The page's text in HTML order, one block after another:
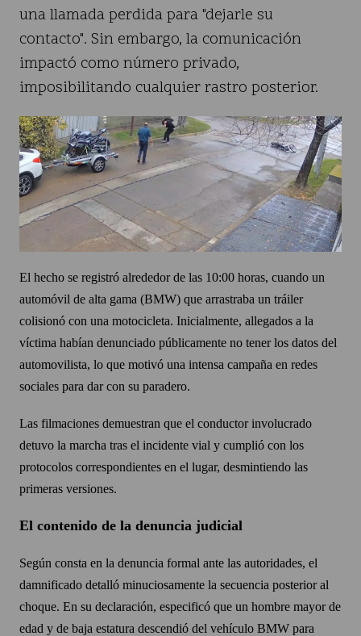
una llamada perdida para "dejarle su
contacto". Sin embargo, la comunicación
impactó como número privado,
imposibilitando cualquier rastro posterior.
El hecho se registró alrededor de las 10:00 horas, cuando un
automóvil de alta gama (BMW) que arrastraba un tráiler
colisionó con una motocicleta. Inicialmente, allegados a la
víctima habían denunciado públicamente no tener los datos del
automovilista, lo que motivó una intensa campaña en redes
sociales para dar con su paradero.
Las filmaciones demuestran que el conductor involucrado
detuvo la marcha tras el incidente vial y cumplió con los
protocolos correspondientes en el lugar, desmintiendo las
primeras versiones.
El contenido de la denuncia judicial
Según consta en la denuncia formal ante las autoridades, el
damnificado detalló minuciosamente la secuencia posterior al
choque. En su declaración, especificó que un hombre mayor de
edad y de baja estatura descendió del vehículo BMW para